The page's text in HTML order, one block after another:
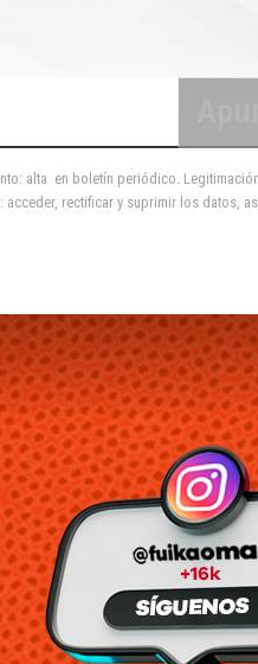
alta en boletín periódico.
rectificar y suprimir los datos,